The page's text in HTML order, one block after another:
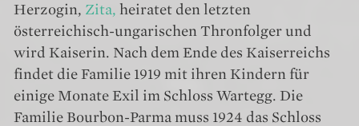
Herzogin, Zita, heiratet den letzten
österreichisch-ungarischen Thronfolger und
wird Kaiserin. Nach dem Ende des Kaiserreichs
findet die Familie 1919 mit ihren Kindern für
einige Monate Exil im Schloss Wartegg. Die
Familie Bourbon-Parma muss 1924 das Schloss